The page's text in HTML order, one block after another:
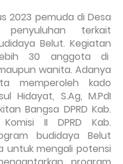
2023 pemuda di Desa
penyuluhan terkait
Belut. Kegiatan
30 anggota di
wanita. Adanya
memperoleh kado
Hidayat, S.Ag, M.PdI
Bangsa DPRD Kab.
II DPRD Kab.
budidaya Belut
untuk mengali potensi